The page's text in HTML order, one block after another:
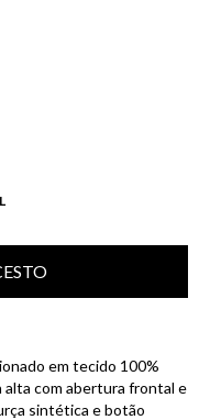
L
em tecido 100%
alta com abertura frontal e
sintética e botão